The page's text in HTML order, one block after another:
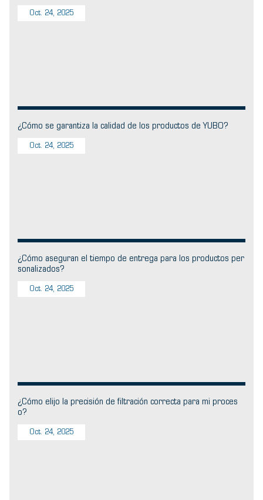
Oct. 24, 2025
¿Cómo se garantiza la calidad de los productos de YUBO?
Oct. 24, 2025
¿Cómo aseguran el tiempo de entrega para los productos per
sonalizados?
Oct. 24, 2025
¿Cómo elijo la precisión de filtración correcta para mi proces
o?
Oct. 24, 2025